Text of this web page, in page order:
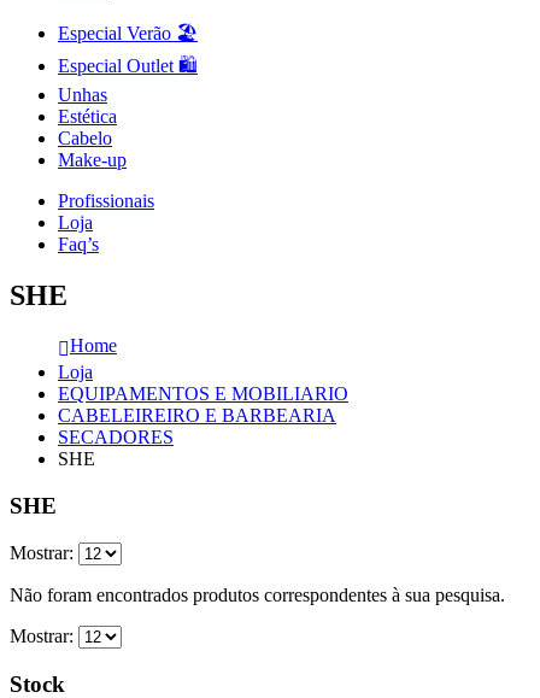
Especial Verão 🏖️
Especial Outlet 🛍️
Unhas
Estética
Cabelo
Make-up
Profissionais
Loja
Faq’s
SHE
Home
Loja
EQUIPAMENTOS E MOBILIARIO
CABELEIREIRO E BARBEARIA
SECADORES
SHE
SHE
Mostrar:
Não foram encontrados produtos correspondentes à sua pesquisa.
Mostrar:
Stock